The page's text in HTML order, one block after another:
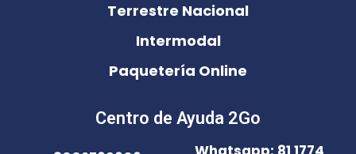
Terrestre Nacional
Intermodal
Paquetería Online
Centro de Ayuda 2Go